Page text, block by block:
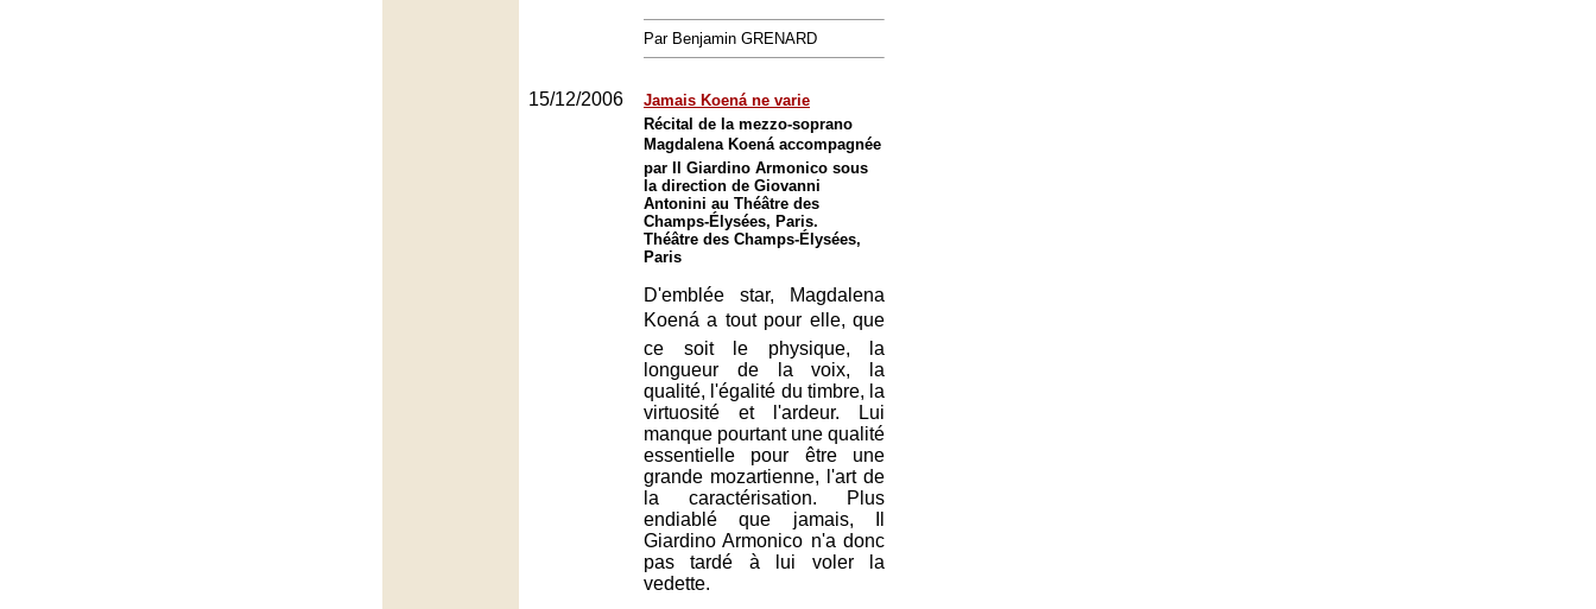
Par Benjamin GRENARD
15/12/2006
Jamais Koená ne varie
Récital de la mezzo-soprano
Magdalena Koená accompagnée
par Il Giardino Armonico sous
la direction de Giovanni
Antonini au Théâtre des
Champs-Élysées, Paris.
Théâtre des Champs-Élysées,
Paris
D'emblée star, Magdalena
Koená a tout pour elle, que
ce soit le physique, la
longueur de la voix, la
qualité, l'égalité du timbre, la
virtuosité et l'ardeur. Lui
manque pourtant une qualité
essentielle pour être une
grande mozartienne, l'art de
la caractérisation. Plus
endiablé que jamais, Il
Giardino Armonico n'a donc
pas tardé à lui voler la
vedette.